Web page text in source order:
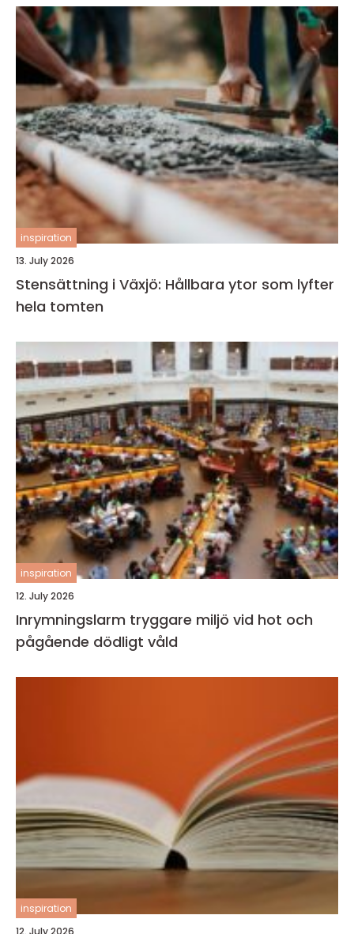
inspiration
13. July 2026
Stensättning i Växjö: Hållbara ytor som lyfter
hela tomten
inspiration
12. July 2026
Inrymningslarm tryggare miljö vid hot och
pågående dödligt våld
inspiration
12. July 2026